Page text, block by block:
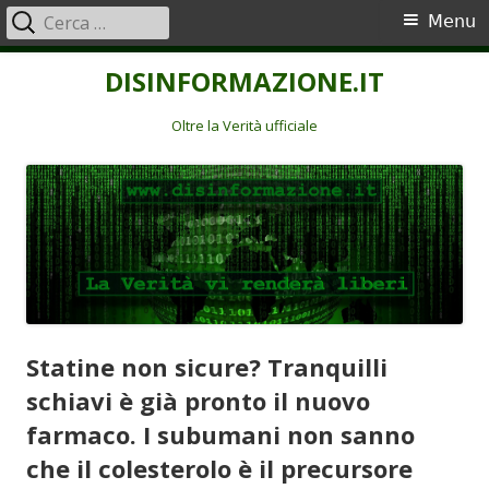
DISINFORMAZIONE.IT
Oltre la Verità ufficiale
Menu
principale
Menu
Ricerca
per:
Statine non sicure? Tranquilli
schiavi è già pronto il nuovo
farmaco. I subumani non sanno
che il colesterolo è il precursore